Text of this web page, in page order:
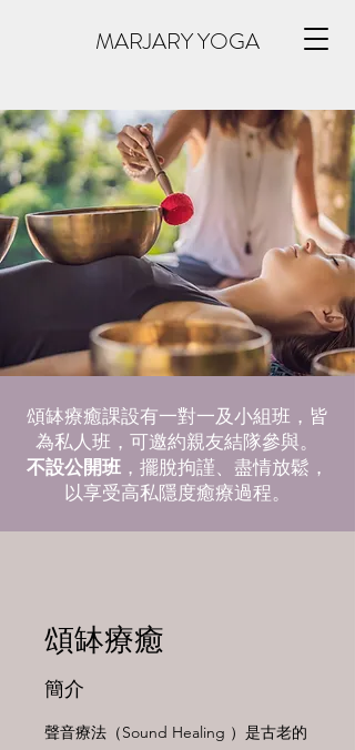
MARJARY YOGA
頌缽療癒課設有一對一及小組班，皆
為私人班，可邀約親友結隊參與。
不設公開班，擺脫拘謹、盡情放鬆，
以享受高私隱度癒療過程。
頌缽療癒
簡介
聲音療法（Sound Healing ）是古老的